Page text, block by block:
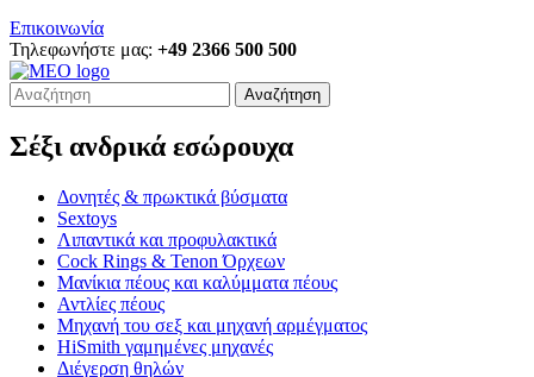
Επικοινωνία
Τηλεφωνήστε μας: +49 2366 500 500
Αναζήτηση
Σέξι ανδρικά εσώρουχα
Δονητές & πρωκτικά βύσματα
Sextoys
Λιπαντικά και προφυλακτικά
Cock Rings & Tenon Όρχεων
Μανίκια πέους και καλύμματα πέους
Αντλίες πέους
Μηχανή του σεξ και μηχανή αρμέγματος
HiSmith γαμημένες μηχανές
Διέγερση θηλών